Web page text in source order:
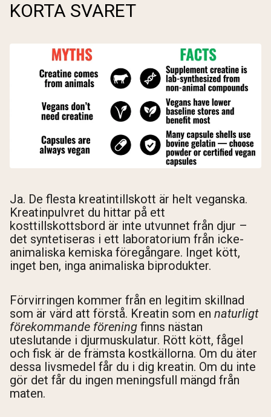
KORTA SVARET
Ja. De flesta kreatintillskott är helt veganska.
Kreatinpulvret du hittar på ett
kosttillskottsbord är inte utvunnet från djur –
det syntetiseras i ett laboratorium från icke-
animaliska kemiska föregångare. Inget kött,
inget ben, inga animaliska biprodukter.
Förvirringen kommer från en legitim skillnad
som är värd att förstå. Kreatin som en naturligt
förekommande förening finns nästan
uteslutande i djurmuskulatur. Rött kött, fågel
och fisk är de främsta kostkällorna. Om du äter
dessa livsmedel får du i dig kreatin. Om du inte
gör det får du ingen meningsfull mängd från
maten.